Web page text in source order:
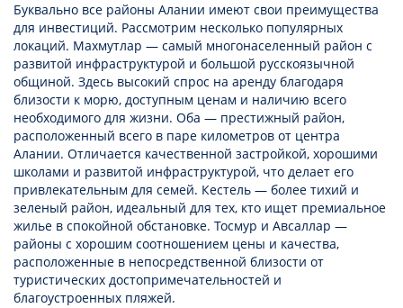
Буквально все районы Алании имеют свои преимущества
для инвестиций. Рассмотрим несколько популярных
локаций. Махмутлар — самый многонаселенный район с
развитой инфраструктурой и большой русскоязычной
общиной. Здесь высокий спрос на аренду благодаря
близости к морю, доступным ценам и наличию всего
необходимого для жизни. Оба — престижный район,
расположенный всего в паре километров от центра
Алании. Отличается качественной застройкой, хорошими
школами и развитой инфраструктурой, что делает его
привлекательным для семей. Кестель — более тихий и
зеленый район, идеальный для тех, кто ищет премиальное
жилье в спокойной обстановке. Тосмур и Авсаллар —
районы с хорошим соотношением цены и качества,
расположенные в непосредственной близости от
туристических достопримечательностей и
благоустроенных пляжей.